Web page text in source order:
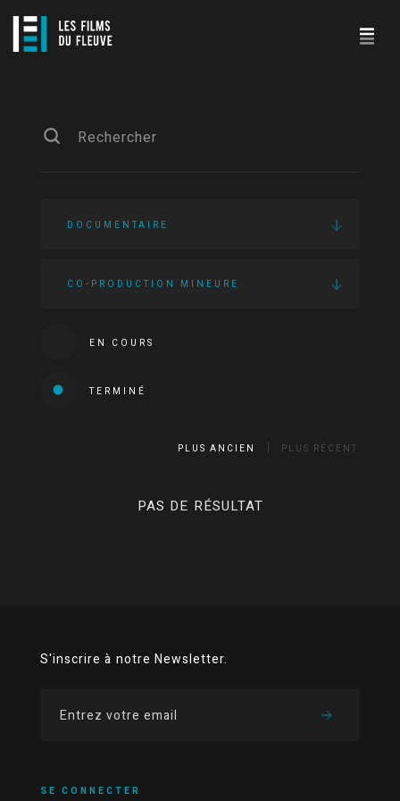
DOCUMENTAIRE
CO-PRODUCTION MINEURE
EN COURS
TERMINÉ
PLUS ANCIEN PLUS RÉCENT
PAS DE RÉSULTAT
S'inscrire à notre Newsletter.
SE CONNECTER